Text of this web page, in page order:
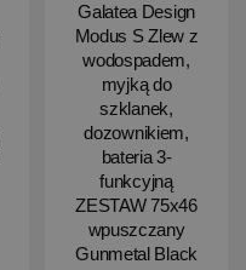
Galatea Design
Modus S Zlew z
wodospadem,
myjką do
szklanek,
dozownikiem,
bateria 3-
funkcyjną
ZESTAW 75x46
wpuszczany
Gunmetal Black